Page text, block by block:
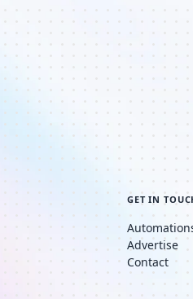
GET IN
Advertise
Contact